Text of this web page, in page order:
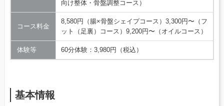
向け整体・骨盤調整コース）
コース料金
8,580円（腸×骨盤シェイプコース）3,300円〜（フ
ット（足裏）コース）9,200円〜（オイルコース）
体験等 60分体験：3,980円（税込）
基本情報